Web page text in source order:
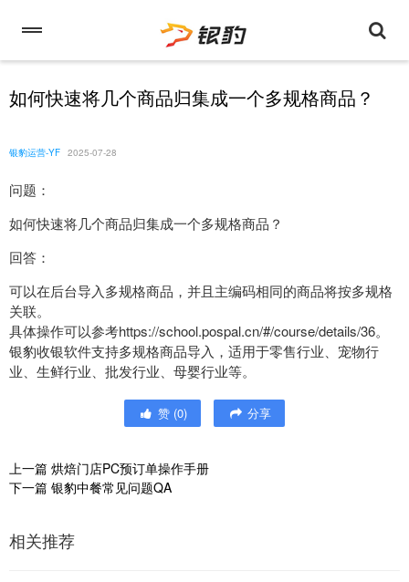
如何快速将几个商品归集成一个多规格商品？
银豹运营-YF 2025-07-28
问题：
如何快速将几个商品归集成一个多规格商品？
回答：
可以在后台导入多规格商品，并且主编码相同的商品将按多规格
关联。
具体操作可以参考https://school.pospal.cn/#/course/details/36。
银豹收银软件支持多规格商品导入，适用于零售行业、宠物行
业、生鲜行业、批发行业、母婴行业等。
赞 (0) 分享
上一篇 烘焙门店PC预订单操作手册
下一篇 银豹中餐常见问题QA
相关推荐